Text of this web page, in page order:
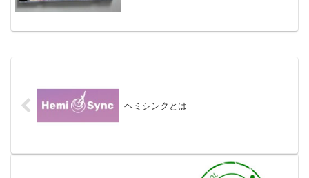
ヘミシンクとは